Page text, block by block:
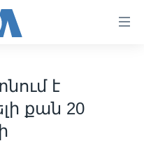
է
քան 20